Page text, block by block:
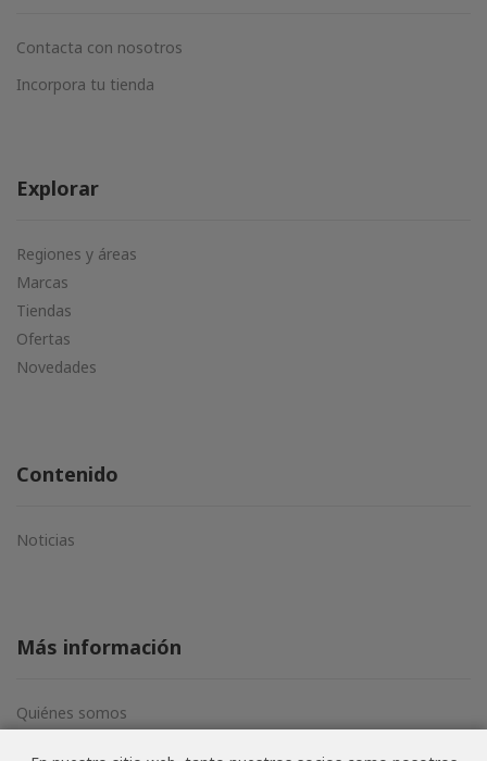
Contacta con nosotros
Incorpora tu tienda
Explorar
Regiones y áreas
Marcas
Tiendas
Ofertas
Novedades
Contenido
Noticias
Más información
Quiénes somos